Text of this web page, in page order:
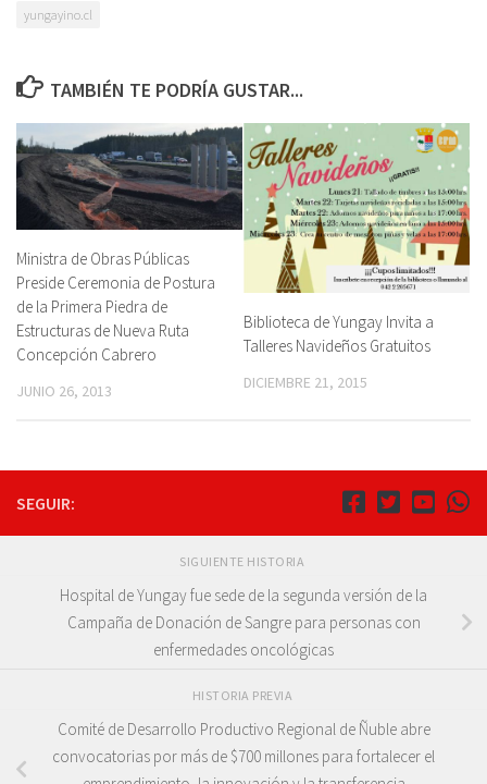
yungayino.cl
TAMBIÉN TE PODRÍA GUSTAR...
Ministra de Obras Públicas
Preside Ceremonia de Postura
de la Primera Piedra de
Estructuras de Nueva Ruta
Concepción Cabrero
JUNIO 26, 2013
Biblioteca de Yungay Invita a
Talleres Navideños Gratuitos
DICIEMBRE 21, 2015
SEGUIR:
SIGUIENTE HISTORIA
Hospital de Yungay fue sede de la segunda versión de la
Campaña de Donación de Sangre para personas con
enfermedades oncológicas
HISTORIA PREVIA
Comité de Desarrollo Productivo Regional de Ñuble abre
convocatorias por más de $700 millones para fortalecer el